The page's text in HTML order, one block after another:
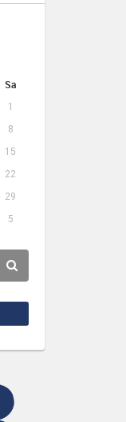
Sa
1
8
15
22
29
5